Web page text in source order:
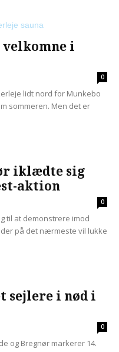
i
0
lidt nord for Munkebo
sommeren. Men det er
iklædte sig
aktion
0
til at demonstrere imod
på det nærmeste vil lukke
i nød i
0
og Bregnør markerer 14.